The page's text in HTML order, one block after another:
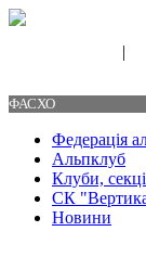
|
ФАСХО
Федерація
Альпклуб
Клуби,
СК
Новини